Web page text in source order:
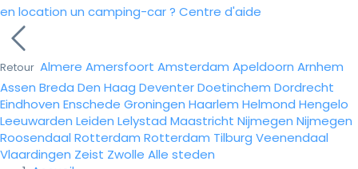
en location un camping-car ? Centre d'aide
Retour Almere Amersfoort Amsterdam Apeldoorn Arnhem
Assen Breda Den Haag DeventerDoetinchem Dordrecht
Eindhoven Enschede Groningen Haarlem Helmond Hengelo
Leeuwarden Leiden Lelystad Maastricht Nijmegen Nijmegen
Roosendaal Rotterdam Rotterdam Tilburg Veenendaal
Vlaardingen Zeist Zwolle Alle steden